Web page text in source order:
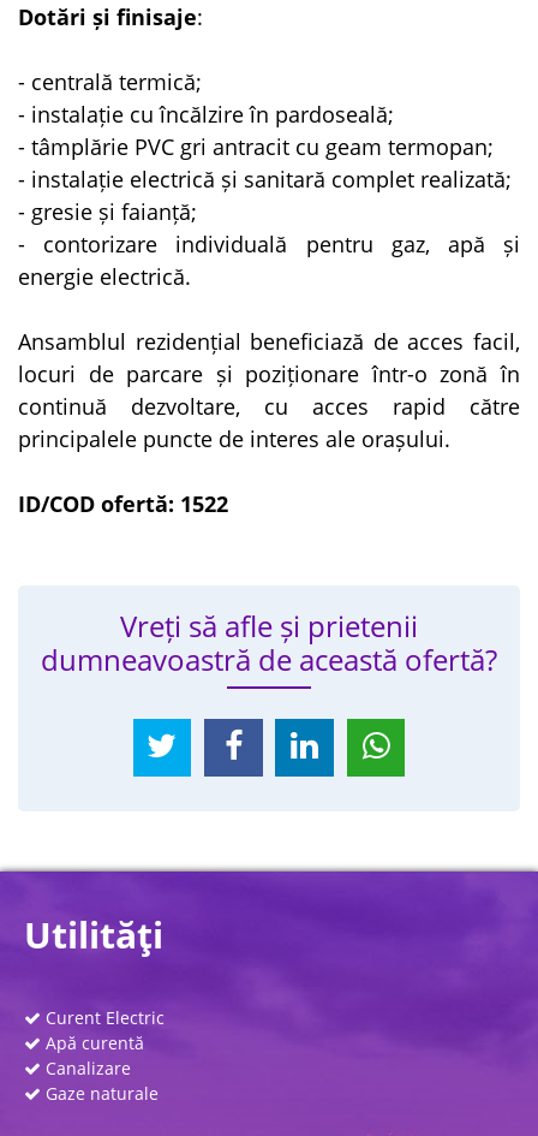
Dotări și finisaje:
- centrală termică;
- instalație cu încălzire în pardoseală;
- tâmplărie PVC gri antracit cu geam termopan;
- instalație electrică și sanitară complet realizată;
- gresie și faianță;
- contorizare individuală pentru gaz, apă și
energie electrică.
Ansamblul rezidențial beneficiază de acces facil,
locuri de parcare și poziționare într-o zonă în
continuă dezvoltare, cu acces rapid către
principalele puncte de interes ale orașului.
ID/COD ofertă: 1522
Vreți să afle și prietenii
dumneavoastră de această ofertă?
Utilităţi
Curent Electric
Apă curentă
Canalizare
Gaze naturale